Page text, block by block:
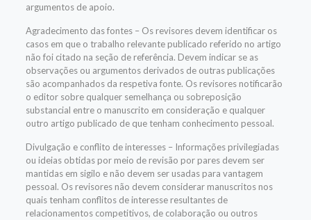
argumentos de apoio.
Agradecimento das fontes – Os revisores devem identificar os
casos em que o trabalho relevante publicado referido no artigo
não foi citado na seção de referência. Devem indicar se as
observações ou argumentos derivados de outras publicações
são acompanhados da respetiva fonte. Os revisores notificarão
o editor sobre qualquer semelhança ou sobreposição
substancial entre o manuscrito em consideração e qualquer
outro artigo publicado de que tenham conhecimento pessoal.
Divulgação e conflito de interesses – Informações privilegiadas
ou ideias obtidas por meio de revisão por pares devem ser
mantidas em sigilo e não devem ser usadas para vantagem
pessoal. Os revisores não devem considerar manuscritos nos
quais tenham conflitos de interesse resultantes de
relacionamentos competitivos, de colaboração ou outros